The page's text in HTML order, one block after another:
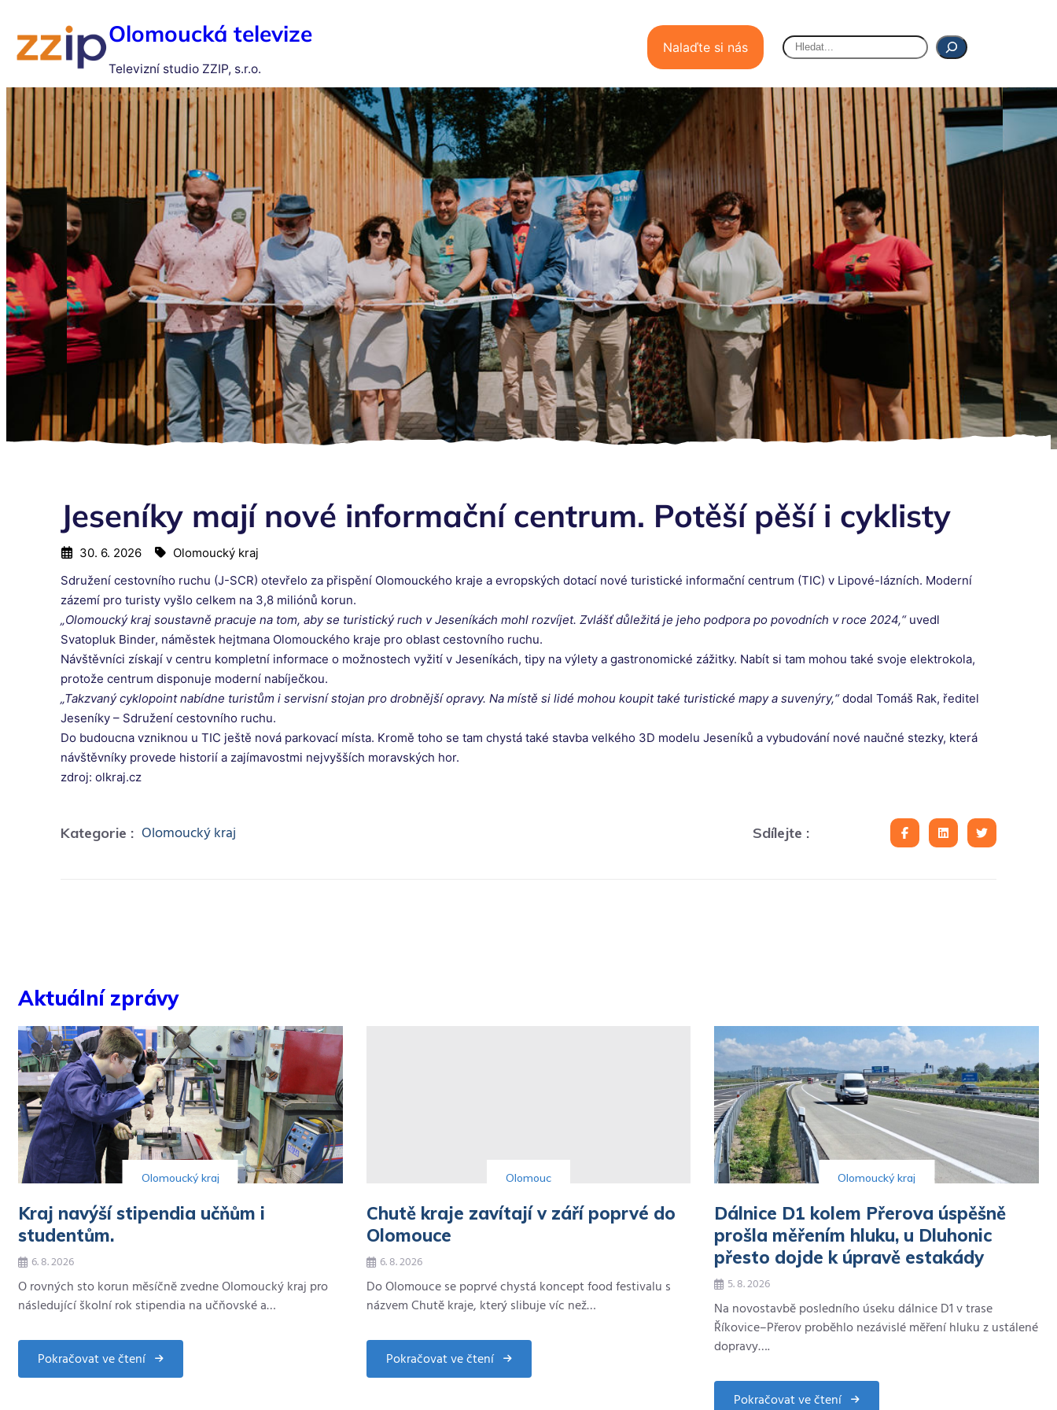
Olomoucká televize
Televizní studio ZZIP, s.r.o.
Nalaďte si nás Hledat
Jeseníky mají nové informační centrum. Potěší pěší i cyklisty
30. 6. 2026
Olomoucký kraj
Sdružení cestovního ruchu (J-SCR) otevřelo za přispění Olomouckého kraje a evropských dotací nové turistické informační centrum (TIC) v Lipové-lázních. Moderní
zázemí pro turisty vyšlo celkem na 3,8 miliónů korun.
„Olomoucký kraj soustavně pracuje na tom, aby se turistický ruch v Jeseníkách mohl rozvíjet. Zvlášť důležitá je jeho podpora po povodních v roce 2024,“uvedl
Svatopluk Binder, náměstek hejtmana Olomouckého kraje pro oblast cestovního ruchu.
Návštěvníci získají v centru kompletní informace o možnostech vyžití v Jeseníkách, tipy na výlety a gastronomické zážitky. Nabít si tam mohou také svoje elektrokola,
protože centrum disponuje moderní nabíječkou.
„Takzvaný cyklopoint nabídne turistům i servisní stojan pro drobnější opravy. Na místě si lidé mohou koupit také turistické mapy a suvenýry,“dodal Tomáš Rak, ředitel
Jeseníky – Sdružení cestovního ruchu.
Do budoucna vzniknou u TIC ještě nová parkovací místa. Kromě toho se tam chystá také stavba velkého 3D modelu Jeseníků a vybudování nové naučné stezky, která
návštěvníky provede historií a zajímavostmi nejvyšších moravských hor.
zdroj: olkraj.cz
Kategorie : Olomoucký kraj Sdílejte :
Aktuální zprávy
Olomoucký kraj
Kraj navýší stipendia učňům i
studentům.
6. 8. 2026
O rovných sto korun měsíčně zvedne Olomoucký kraj pro
následující školní rok stipendia na učňovské a…
Pokračovat ve čtení
about
Kraj
Olomouc
Chutě kraje zavítají v září poprvé do
Olomouce
6. 8. 2026
Do Olomouce se poprvé chystá koncept food festivalu s
názvem Chutě kraje, který slibuje víc než…
Pokračovat ve čtení
about
Chutě
Olomoucký kraj
Dálnice D1 kolem Přerova úspěšně
prošla měřením hluku, u Dluhonic
přesto dojde k úpravě estakády
5. 8. 2026
Na novostavbě posledního úseku dálnice D1 v trase
Říkovice–Přerov proběhlo nezávislé měření hluku z ustálené
dopravy….
Pokračovat ve čtení
about